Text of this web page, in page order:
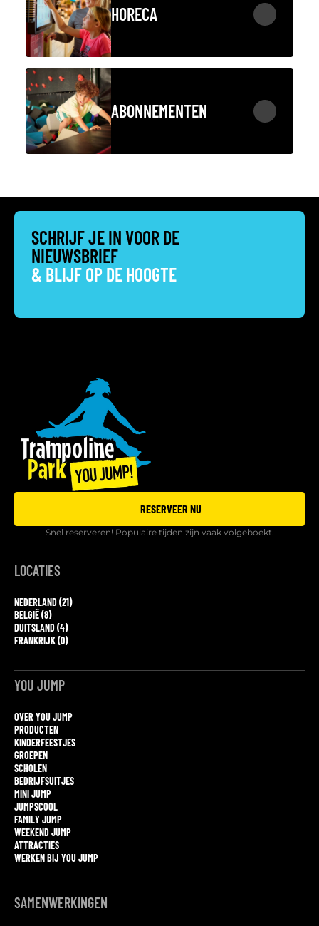
HORECA
ABONNEMENTEN
SCHRIJF JE IN VOOR DE
NIEUWSBRIEF
& BLIJF OP DE HOOGTE
RESERVEER NU
Snel reserveren! Populaire tijden zijn vaak volgeboekt.
LOCATIES
NEDERLAND (21)
BELGIË (8)
DUITSLAND (4)
FRANKRIJK (0)
YOU JUMP
OVER YOU JUMP
PRODUCTEN
KINDERFEESTJES
GROEPEN
SCHOLEN
BEDRIJFSUITJES
MINI JUMP
JUMPSCOOL
FAMILY JUMP
WEEKEND JUMP
ATTRACTIES
WERKEN BIJ YOU JUMP
SAMENWERKINGEN